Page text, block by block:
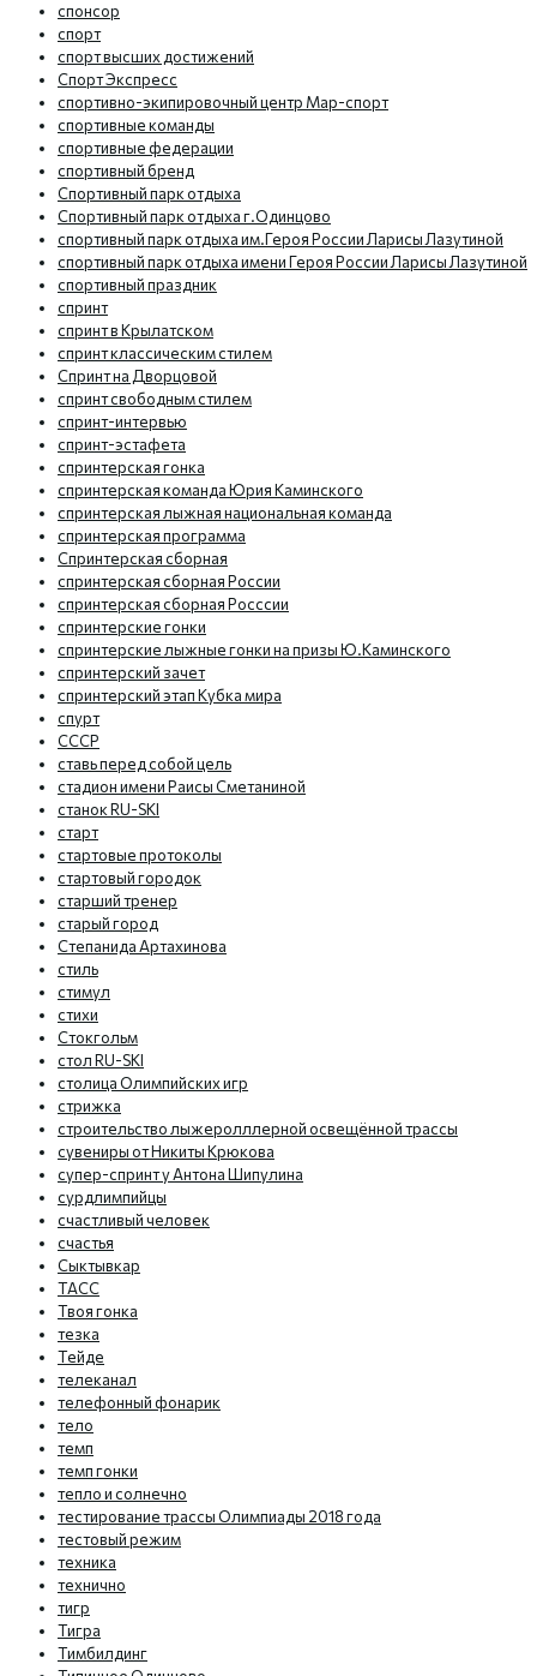
спонсор
спорт
спорт высших достижений
Спорт Экспресс
спортивно-экипировочный центр Мар-спорт
спортивные команды
спортивные федерации
спортивный бренд
Спортивный парк отдыха
Спортивный парк отдыха г.Одинцово
спортивный парк отдыха им.Героя России Ларисы Лазутиной
спортивный парк отдыха имени Героя России Ларисы Лазутиной
спортивный праздник
спринт
спринт в Крылатском
спринт классическим стилем
Спринт на Дворцовой
спринт свободным стилем
спринт-интервью
спринт-эстафета
спринтерская гонка
спринтерская команда Юрия Каминского
спринтерская лыжная национальная команда
спринтерская программа
Спринтерская сборная
спринтерская сборная России
спринтерская сборная Росссии
спринтерские гонки
спринтерские лыжные гонки на призы Ю.Каминского
спринтерский зачет
спринтерский этап Кубка мира
спурт
СССР
ставь перед собой цель
стадион имени Раисы Сметаниной
станок RU-SKI
старт
стартовые протоколы
стартовый городок
старший тренер
старый город
Степанида Артахинова
стиль
стимул
стихи
Стокгольм
стол RU-SKI
столица Олимпийских игр
стрижка
строительство лыжеролллерной освещённой трассы
сувениры от Никиты Крюкова
супер-спринт у Антона Шипулина
сурдлимпийцы
счастливый человек
счастья
Сыктывкар
ТАСС
Твоя гонка
тезка
Тейде
телеканал
телефонный фонарик
тело
темп
темп гонки
тепло и солнечно
тестирование трассы Олимпиады 2018 года
тестовый режим
техника
технично
тигр
Тигра
Тимбилдинг